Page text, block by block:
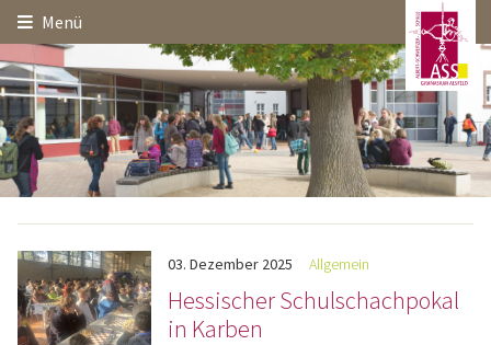
Startseite
Hauptinhalt
Menü
Themennavigation
03. Dezember 2025 Allgemein
Hessischer Schulschachpokal
in Karben